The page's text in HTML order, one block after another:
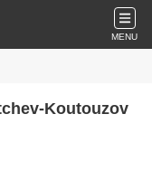
MENU
Koutouzov